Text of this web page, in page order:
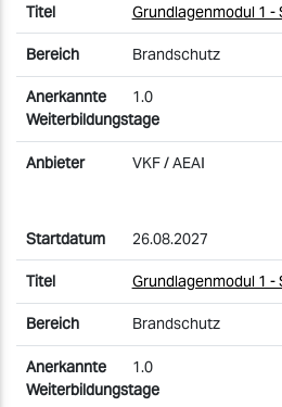
Grundlagenmodul 1 -
Brandschutz
1.0
VKF / AEAI
26.08.2027
Grundlagenmodul 1 -
Brandschutz
1.0